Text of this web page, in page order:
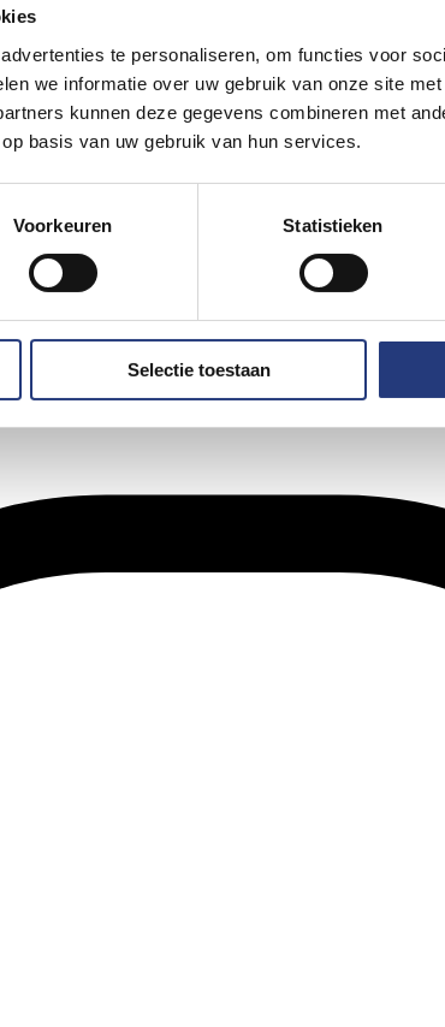
te personaliseren, om functies voor
we informatie over uw gebruik van onze site
kunnen deze gegevens combineren met
basis van uw gebruik van hun services.
Voorkeuren Statistieken
Selectie toestaan